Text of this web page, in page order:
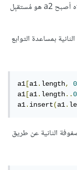
يذكر أنه عند استخدام unshift في المثال أعلاه أصبح a2 هو مُستقبِل
بمساعدة التوابع
a1 [a1.length,
a1 [a1.length..
a1.insert(a1.
الثانية عن طريق